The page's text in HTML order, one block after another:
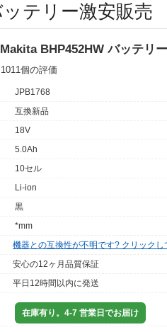
テリー激安販売
BHP452HW バッテリ
1011個の評価
JPB1768
互換新品
18V
5.0Ah
10セル
Li-ion
黒
*mm
機器との互換性が不明です? クリックし
安心の12ヶ月品質保証
平日12時間以内に発送
在庫有り。4-7 営業日でお届け